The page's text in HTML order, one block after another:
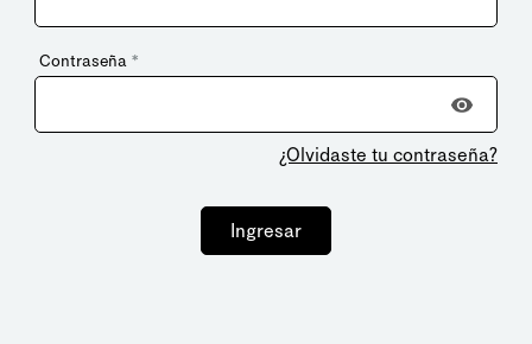
Contraseña *
¿Olvidaste tu contraseña?
Ingresar